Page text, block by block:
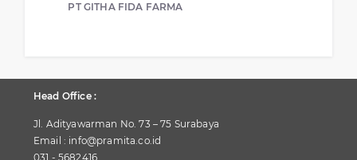
PT GITHA FIDA FARMA
Head Office :
Jl. Adityawarman No. 73 – 75 Surabaya
Email : info@pramita.co.id
031 - 5682416